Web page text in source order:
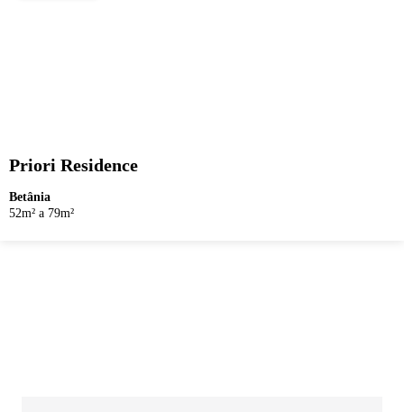
Priori Residence
Betânia
52m² a 79m²